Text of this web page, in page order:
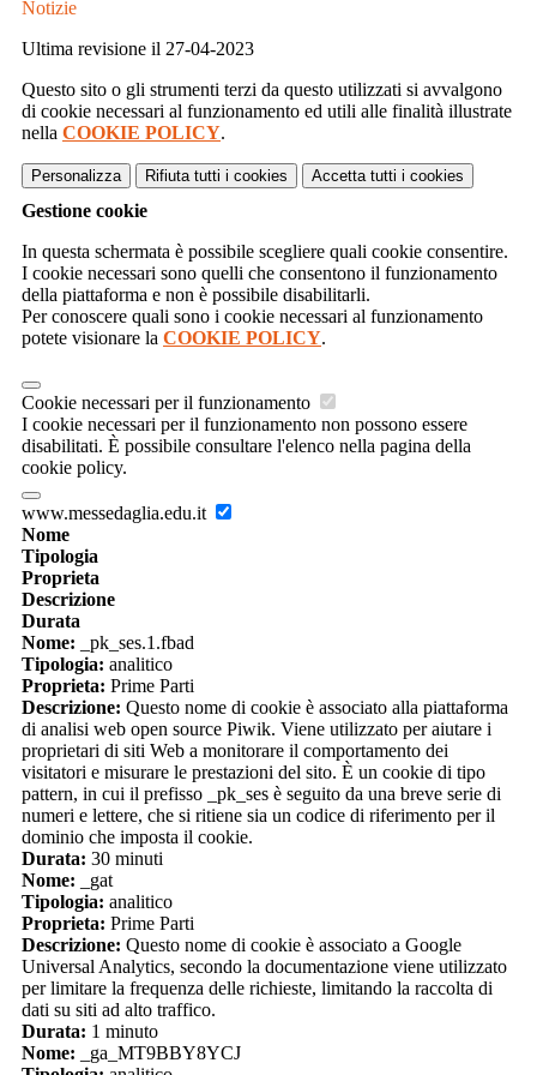
Notizie
Ultima revisione il 27-04-2023
Questo sito o gli strumenti terzi da questo utilizzati si avvalgono
di cookie necessari al funzionamento ed utili alle finalità illustrate
nella COOKIE POLICY.
Personalizza Rifiuta tutti i cookies Accetta tutti i cookies
Gestione cookie
In questa schermata è possibile scegliere quali cookie consentire.
I cookie necessari sono quelli che consentono il funzionamento
della piattaforma e non è possibile disabilitarli.
Per conoscere quali sono i cookie necessari al funzionamento
potete visionare la COOKIE POLICY.
Cookie necessari per il funzionamento
I cookie necessari per il funzionamento non possono essere
disabilitati. È possibile consultare l'elenco nella pagina della
cookie policy.
www.messedaglia.edu.it
Nome
Tipologia
Proprieta
Descrizione
Durata
Nome: _pk_ses.1.fbad
Tipologia: analitico
Proprieta: Prime Parti
Descrizione: Questo nome di cookie è associato alla piattaforma
di analisi web open source Piwik. Viene utilizzato per aiutare i
proprietari di siti Web a monitorare il comportamento dei
visitatori e misurare le prestazioni del sito. È un cookie di tipo
pattern, in cui il prefisso _pk_ses è seguito da una breve serie di
numeri e lettere, che si ritiene sia un codice di riferimento per il
dominio che imposta il cookie.
Durata: 30 minuti
Nome: _gat
Tipologia: analitico
Proprieta: Prime Parti
Descrizione: Questo nome di cookie è associato a Google
Universal Analytics, secondo la documentazione viene utilizzato
per limitare la frequenza delle richieste, limitando la raccolta di
dati su siti ad alto traffico.
Durata: 1 minuto
Nome: _ga_MT9BBY8YCJ